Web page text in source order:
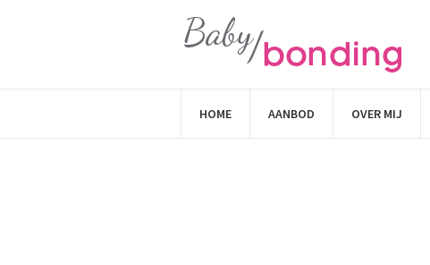
HOME AANBOD OVER MIJ